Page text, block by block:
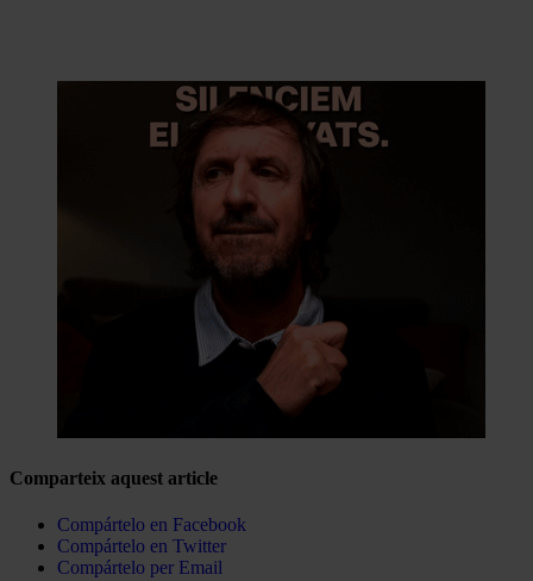
Comparteix aquest article
Compártelo en Facebook
Compártelo en Twitter
Compártelo per Email